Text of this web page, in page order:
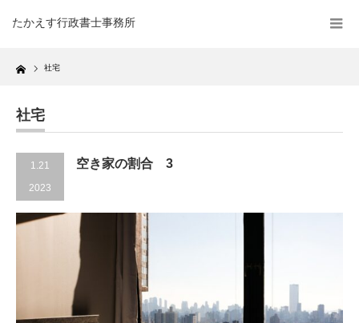
たかえす行政書士事務所
Home 社宅
社宅
1.21
2023
空き家の割合 3